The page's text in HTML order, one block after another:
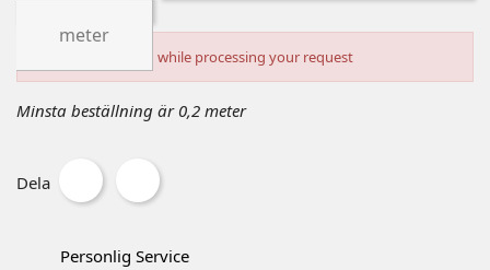
meter
An error occurred while processing your request
Minsta beställning är 0,2 meter
Dela
Personlig Service